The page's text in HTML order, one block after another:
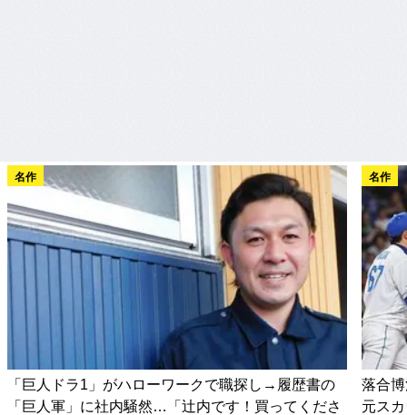
名作
「巨人ドラ1」がハローワークで職探し→履歴書の
「巨人軍」に社内騒然…「辻内です！買ってくださ
名作
落合
元ス